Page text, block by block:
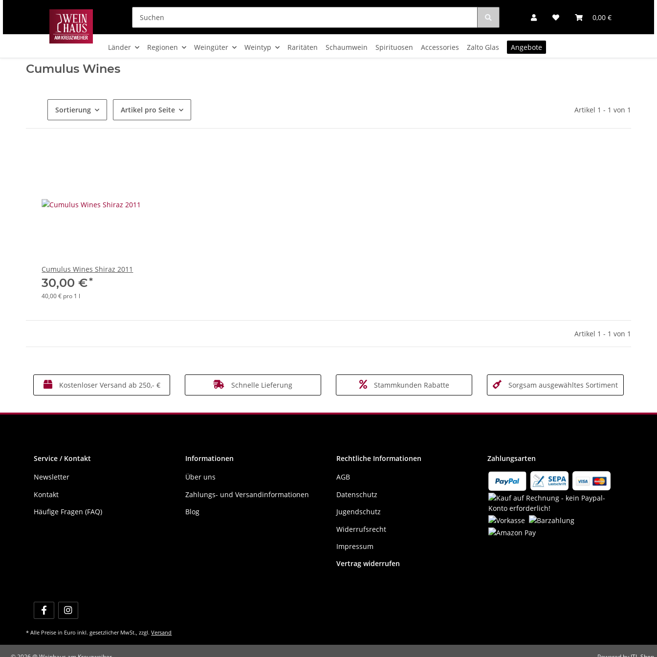
0,00 €
Länder Regionen Weingüter Weintyp Raritäten Schaumwein Spirituosen Accessories Zalto Glas Angebote
Cumulus Wines
Sortierung Artikel pro Seite Artikel 1 - 1 von 1
Cumulus Wines Shiraz 2011
30,00 €*
40,00 € pro 1 l
Artikel 1 - 1 von 1
Kostenloser Versand ab 250,- € Schnelle Lieferung Stammkunden Rabatte Sorgsam ausgewähltes Sortiment
Service / Kontakt
Newsletter
Kontakt
Häufige Fragen (FAQ)
Informationen
Über uns
Zahlungs- und Versandinformationen
Blog
Rechtliche Informationen
AGB
Datenschutz
Jugendschutz
Widerrufsrecht
Impressum
Vertrag widerrufen
Zahlungsarten
* Alle Preise in Euro inkl. gesetzlicher MwSt., zzgl.Versand